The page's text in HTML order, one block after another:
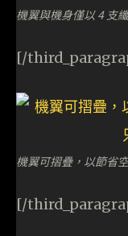
機翼與機身僅以 4 支
[/
機翼可摺疊，以節省
[/